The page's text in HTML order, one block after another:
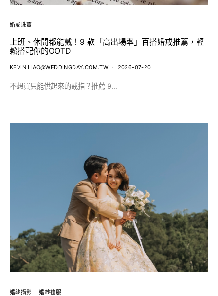
婚戒珠寶
上班、休閒都能戴！9 款「高出場率」百搭婚戒推薦，輕
鬆搭配你的OOTD
KEVIN.LIAO@WEDDINGDAY.COM.TW 2026-07-20
不想買只能供起來的戒指？推薦 9…
婚紗攝影 婚紗禮服